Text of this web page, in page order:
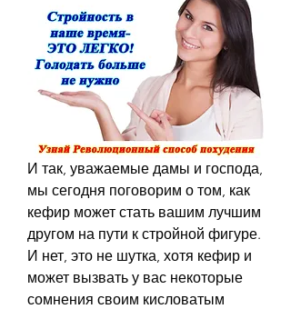
И так, уважаемые дамы и господа,
мы сегодня поговорим о том, как
кефир может стать вашим лучшим
другом на пути к стройной фигуре.
И нет, это не шутка, хотя кефир и
может вызвать у вас некоторые
сомнения своим кисловатым